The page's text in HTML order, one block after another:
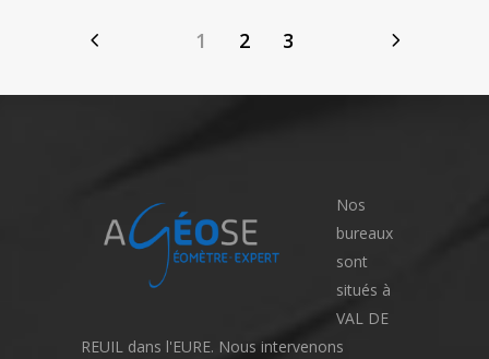
1 2 3
Nos
bureaux
sont
situés à
VAL DE
REUIL dans l'EURE. Nous intervenons